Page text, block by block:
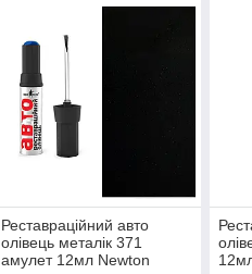
Реставраційний авто
олівець металік 371
амулет 12мл Newton